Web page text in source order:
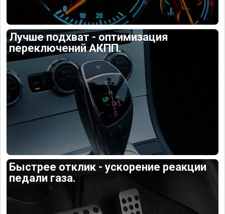
Лучше подхват - оптимизация
переключений АКПП.
Быстрее отклик - ускорение реакции
педали газа.